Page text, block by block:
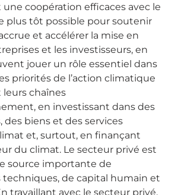
coopération efficaces avec le
plus tôt possible pour soutenir
et accélérer la mise en
et les investisseurs, en
jouer un rôle essentiel dans
priorités de l’action climatique
chaînes
en investissant dans des
des biens et des services
et, surtout, en finançant
du climat. Le secteur privé est
source importante de
techniques, de capital humain et
travaillant avec le secteur privé,